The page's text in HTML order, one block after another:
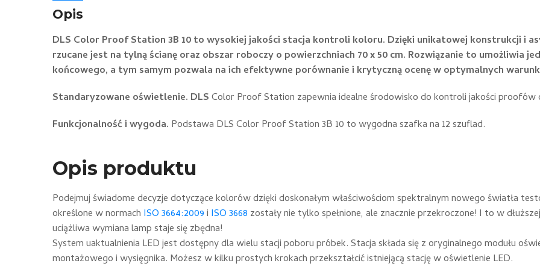
Opis
DLS Color Proof Station 3B 10 to wysokiej jakości stacja kontroli koloru. Dzięki unikatowej konstrukcji i
rzucane jest na tylną ścianę oraz obszar roboczy o powierzchniach 70 x 50 cm. Rozwiązanie to umożliwia
końcowego, a tym samym pozwala na ich efektywne porównanie i krytyczną ocenę w optymalnych
Standaryzowane oświetlenie. DLSColor Proof Station zapewnia idealne środowisko do kontroli jakości
Funkcjonalność i wygoda. Podstawa DLS Color Proof Station 3B 10 to wygodna szafka na 12 szuflad.
Opis produktu
Podejmuj świadome decyzje dotyczące kolorów dzięki doskonałym właściwościom spektralnym nowego światła
określone w normach ISO 3664:2009i ISO 3668 zostały nie tylko spełnione, ale znacznie przekroczone! I to w
uciążliwa wymiana lamp staje się zbędna!
System uaktualnienia LED jest dostępny dla wielu stacji poboru próbek. Stacja składa się z oryginalnego modułu
montażowego i wysięgnika. Możesz w kilku prostych krokach przekształcić istniejącą stację w oświetlenie LED.